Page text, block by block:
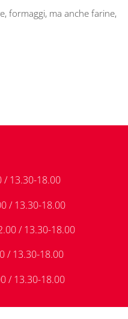
formaggi, ma anche farine,
/ 13.30-18.00
/ 13.30-18.00
/ 13.30-18.00
/ 13.30-18.00
/ 13.30-18.00